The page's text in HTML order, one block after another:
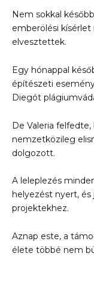
Nem sokkal
emberölési
elvesztettek.
Egy hónappal
építészeti
Diegót
De Valeria
nemzetközileg
dolgozott.
A leleplezés
helyezést nyert,
projektekhez.
Aznap este, a
élete többé nem